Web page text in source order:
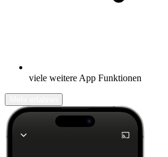
viele weitere App Funktionen